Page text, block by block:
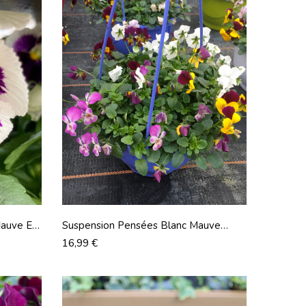
En
Suspension Pensées Blanc Mauve
Rose
Prix
16,99 €